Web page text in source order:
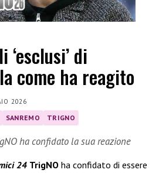
di
come ha reagito
2026
SANREMO TRIGNO
ha confidato la sua reazione
24 TrigNO ha confidato di essere